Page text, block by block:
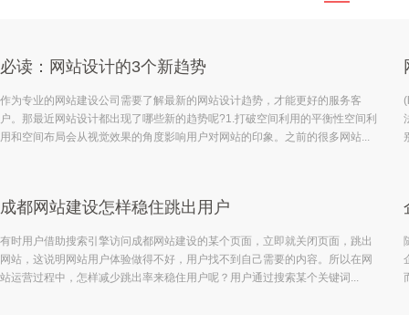
必读：网站设计的3个新趋势
作为专业的网站建设公司需要了解最新的网站设计趋势，才能更好的服务客
户。那最近网站设计都出现了哪些新的趋势呢?1.打破空间利用的平衡性空间利
用和空间布局会从视觉效果的角度影响用户对网站的印象。之前的很多网站...
成都网站建设怎样稳住跳出用户
有时用户借助搜索引擎访问成都网站建设的某个页面，立即就关闭页面，跳出
网站，这说明网站用户体验做得不好，用户找不到自己需要的内容。所以在网
站运营过程中，怎样减少跳出率来稳住用户呢？用户通过搜索某个关键词...